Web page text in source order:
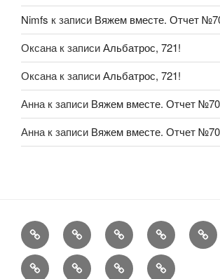
Nimfs к записи Вяжем вместе. Отчет
Оксана к записиАльбатрос, 721!
Оксана к записиАльбатрос, 721!
Анна к записи Вяжем вместе. Отчет
Анна к записи Вяжем вместе. Отчет
FAQ Рукоделие
А
еще
Мы
ХвастаемсяСтатьи Aukara User